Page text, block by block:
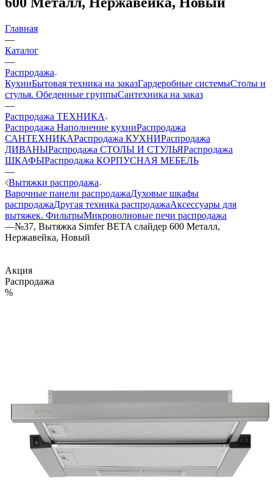
Главная
—
Каталог
—
Распродажа
КухниБытовая техника на заказГардеробные системыСтолы и
стулья. Обеденные группыСантехника на заказ
—
Распродажа ТЕХНИКА
Распродажа Наполнение кухниРаспродажа
САНТЕХНИКАРаспродажа КУХНИРаспродажа
ДИВАНЫРаспродажа СТОЛЫ И СТУЛЬЯРаспродажа
ШКАФЫРаспродажа КОРПУСНАЯ МЕБЕЛЬ
—
Вытяжки распродажа
Варочные панели распродажаДуховые шкафы
распродажаДругая техника распродажаАксессуары для
вытяжек. ФильтрыМикроволновые печи распродажа
—№37, Вытяжка Simfer BETA слайдер 600 Металл,
Нержавейка, Новый
Акция
Распродажа
%